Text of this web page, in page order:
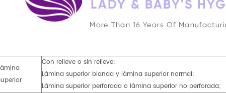
Con relieve o sin relieve;
Lámina superior blanda y lámina superior normal;
Lámina superior perforada o lámina superior no perforada;